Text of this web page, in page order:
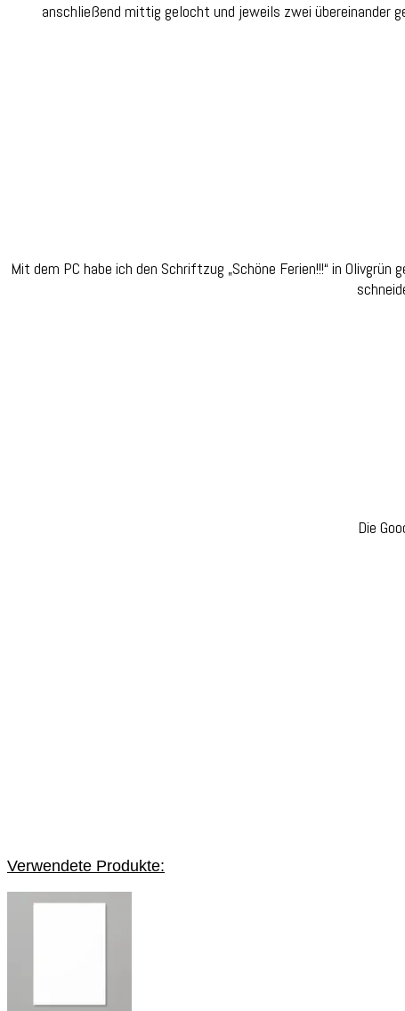
anschließend mittig gelocht und jeweils zwei übereinander
Mit dem PC habe ich den Schriftzug „Schöne Ferien!!!“ in
Die
Verwendete Produkte: